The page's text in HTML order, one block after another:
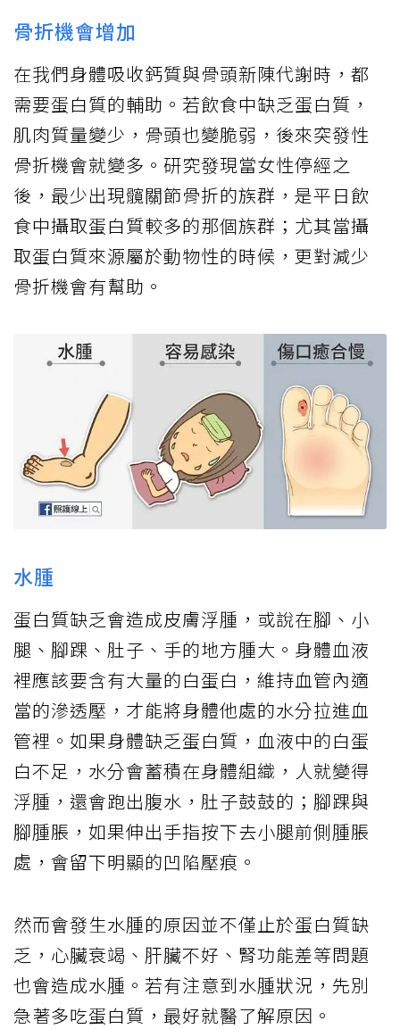
骨折機會增加
在我們身體吸收鈣質與骨頭新陳代謝時，都
需要蛋白質的輔助。若飲食中缺乏蛋白質，
肌肉質量變少，骨頭也變脆弱，後來突發性
骨折機會就變多。研究發現當女性停經之
後，最少出現髖關節骨折的族群，是平日飲
食中攝取蛋白質較多的那個族群；尤其當攝
取蛋白質來源屬於動物性的時候，更對減少
骨折機會有幫助。
水腫
蛋白質缺乏會造成皮膚浮腫，或說在腳、小
腿、腳踝、肚子、手的地方腫大。身體血液
裡應該要含有大量的白蛋白，維持血管內適
當的滲透壓，才能將身體他處的水分拉進血
管裡。如果身體缺乏蛋白質，血液中的白蛋
白不足，水分會蓄積在身體組織，人就變得
浮腫，還會跑出腹水，肚子鼓鼓的；腳踝與
腳腫脹，如果伸出手指按下去小腿前側腫脹
處，會留下明顯的凹陷壓痕。
然而會發生水腫的原因並不僅止於蛋白質缺
乏，心臟衰竭、肝臟不好、腎功能差等問題
也會造成水腫。若有注意到水腫狀況，先別
急著多吃蛋白質，最好就醫了解原因。